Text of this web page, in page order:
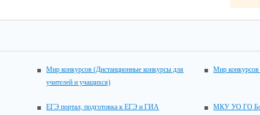
Мир конкурсов (Дистанционные конкурсы для
учителей и учащихся)
Мир
ЕГЭ портал, подготовка к ЕГЭ и ГИА МКУ УО ГО